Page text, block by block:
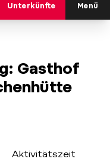
Unterkünfte Menü
Gasthof
Aktivitätszeit